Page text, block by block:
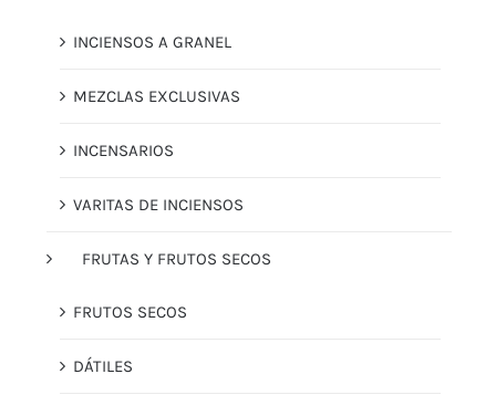
INCIENSOS A GRANEL
MEZCLAS EXCLUSIVAS
INCENSARIOS
VARITAS DE INCIENSOS
FRUTAS Y FRUTOS SECOS
FRUTOS SECOS
DÁTILES